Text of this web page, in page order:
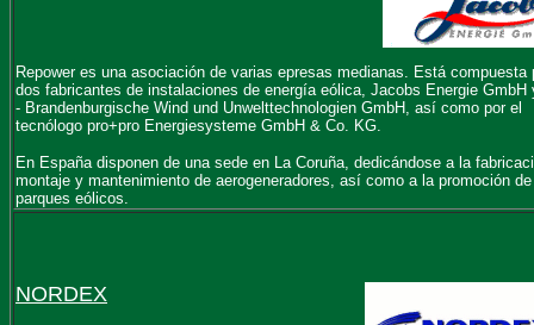
Repower es una asociación de varias epresas medianas. Está compuesta
dos fabricantes de instalaciones de energía eólica, Jacobs Energie GmbH
- Brandenburgische Wind und Unwelttechnologien GmbH, así como por el
tecnólogo pro+pro Energiesysteme GmbH & Co. KG.
En España disponen de una sede en La Coruña, dedicándose a la
montaje y mantenimiento de aerogeneradores, así como a la promoción de
parques eólicos.
NORDEX